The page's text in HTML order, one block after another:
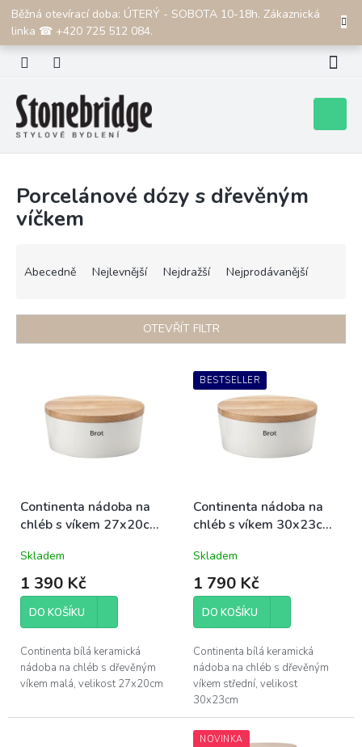
Přejít
obsah
Běžná otevírací doba: ÚTERÝ - SOBOTA 10-18h. Zákaznická
linka ☎ +420 725 512 084.
CZK
košík
Porcelánové dózy s dřevěným
víčkem
n
í
Abecedně Nejlevnější Nejdražší Nejprodávanější
OTEVŘÍT FILTR
d
u
t
ů
Continenta nádoba na
chléb s víkem 27x20cm
Skladem
1 390 Kč
DO KOŠÍKU
Continenta bílá keramická
nádoba na chléb s dřevěným
víkem malá, velikost 27x20cm
BESTSELLER
Continenta nádoba na
chléb s víkem 30x23cm
Skladem
1 790 Kč
DO KOŠÍKU
Continenta bílá keramická
nádoba na chléb s dřevěným
víkem střední, velikost
30x23cm
NOVINKA